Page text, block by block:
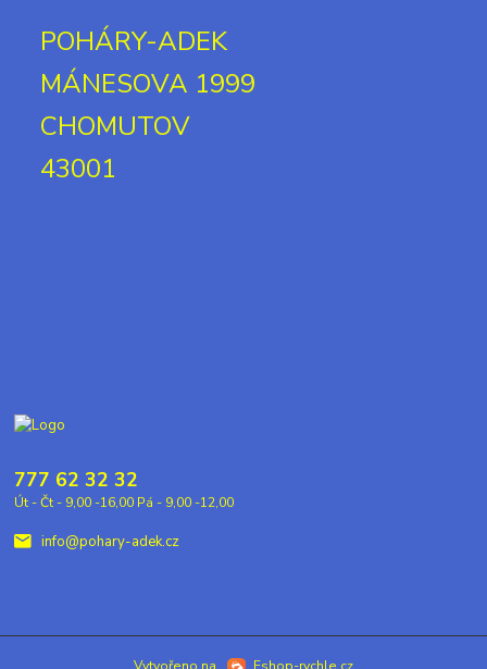
POHÁRY-ADEK
MÁNESOVA 1999
CHOMUTOV
43001
777 62 32 32
Út - Čt - 9,00 -16,00 Pá - 9,00 -12,00
info@pohary-adek.cz